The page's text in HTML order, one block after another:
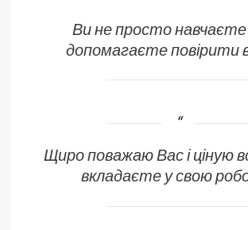
Ви не просто
допомагаєте повірити
Щиро поважаю Вас і ціную
вкладаєте у свою